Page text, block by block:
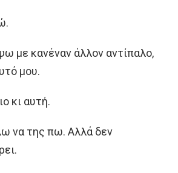
με κανέναν άλλον αντίπαλο,
μου.
κι αυτή.
να της πω. Αλλά δεν